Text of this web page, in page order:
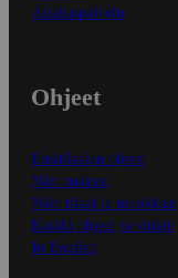
Asiakaspalvelu
Ohjeet
Ensitilaajan ohjeet
Näin maksat
Näin tilaat ja muokkaat
Kaikki ohjeet ja vinkit
In English